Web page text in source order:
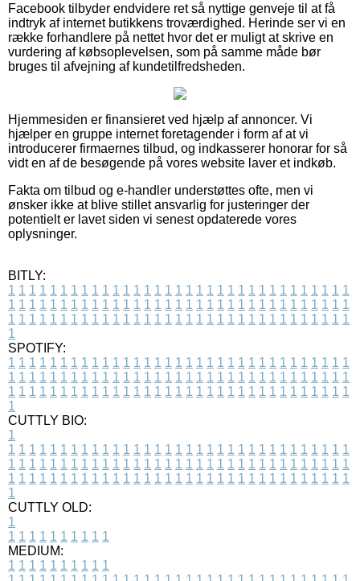
Facebook tilbyder endvidere ret så nyttige genveje til at få
indtryk af internet butikkens troværdighed. Herinde ser vi en
række forhandlere på nettet hvor det er muligt at skrive en
vurdering af købsoplevelsen, som på samme måde bør
bruges til afvejning af kundetilfredsheden.
Hjemmesiden er finansieret ved hjælp af annoncer. Vi
hjælper en gruppe internet foretagender i form af at vi
introducerer firmaernes tilbud, og indkasserer honorar for så
vidt en af de besøgende på vores website laver et indkøb.
Fakta om tilbud og e-handler understøttes ofte, men vi
ønsker ikke at blive stillet ansvarlig for justeringer der
potentielt er lavet siden vi senest opdaterede vores
oplysninger.
BITLY:
1 1 1 1 1 1 1 1 1 1 1 1 1 1 1 1 1 1 1 1 1 1 1 1 1 1 1 1 1 1 1 1 1
1 1 1 1 1 1 1 1 1 1 1 1 1 1 1 1 1 1 1 1 1 1 1 1 1 1 1 1 1 1 1 1 1
1 1 1 1 1 1 1 1 1 1 1 1 1 1 1 1 1 1 1 1 1 1 1 1 1 1 1 1 1 1 1 1 1
1
SPOTIFY:
1 1 1 1 1 1 1 1 1 1 1 1 1 1 1 1 1 1 1 1 1 1 1 1 1 1 1 1 1 1 1 1 1
1 1 1 1 1 1 1 1 1 1 1 1 1 1 1 1 1 1 1 1 1 1 1 1 1 1 1 1 1 1 1 1 1
1 1 1 1 1 1 1 1 1 1 1 1 1 1 1 1 1 1 1 1 1 1 1 1 1 1 1 1 1 1 1 1 1
1
CUTTLY BIO:
1
1 1 1 1 1 1 1 1 1 1 1 1 1 1 1 1 1 1 1 1 1 1 1 1 1 1 1 1 1 1 1 1 1
1 1 1 1 1 1 1 1 1 1 1 1 1 1 1 1 1 1 1 1 1 1 1 1 1 1 1 1 1 1 1 1 1
1 1 1 1 1 1 1 1 1 1 1 1 1 1 1 1 1 1 1 1 1 1 1 1 1 1 1 1 1 1 1 1 1
1
CUTTLY OLD:
1
1 1 1 1 1 1 1 1 1 1
MEDIUM:
1 1 1 1 1 1 1 1 1 1